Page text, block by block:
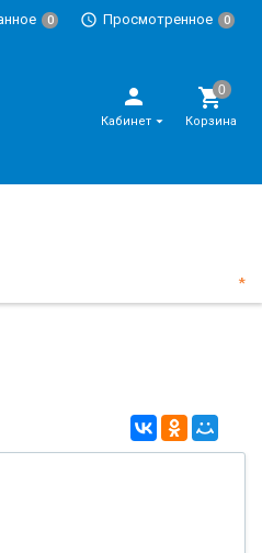
0 Просмотренное 0
Кабинет Корзина
*